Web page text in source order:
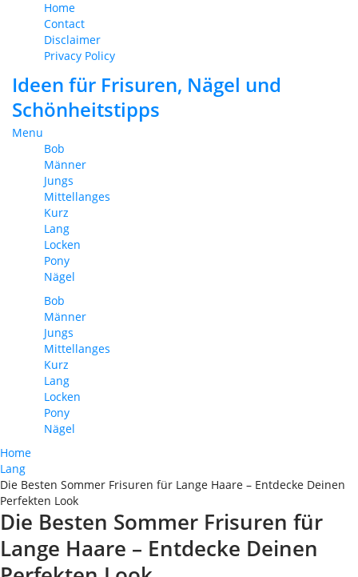
Home
Contact
Disclaimer
Privacy Policy
Ideen für Frisuren, Nägel und
Schönheitstipps
Menu
Bob
Männer
Jungs
Mittellanges
Kurz
Lang
Locken
Pony
Nägel
Bob
Männer
Jungs
Mittellanges
Kurz
Lang
Locken
Pony
Nägel
Home
Lang
Die Besten Sommer Frisuren für Lange Haare – Entdecke Deinen
Perfekten Look
Die Besten Sommer Frisuren für
Lange Haare – Entdecke Deinen